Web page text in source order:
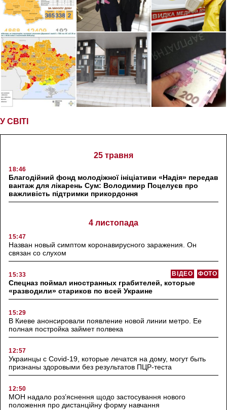
У СВІТІ
25 травня
18:46
Благодійний фонд молодіжної ініціативи «Надія» передав
вантаж для лікарень Сум: Володимир Поцелуєв про
важливість підтримки прикордоння
4 листопада
15:47
Назван новый симптом коронавирусного заражения. Он
связан со слухом
15:33 ФОТО
ВІДЕО
Спецназ поймал иностранных грабителей, которые
«разводили» стариков по всей Украине
15:29
В Киеве анонсировали появление новой линии метро. Ее
полная постройка займет полвека
12:57
Украинцы с Covid-19, которые лечатся на дому, могут быть
признаны здоровыми без результатов ПЦР-теста
12:50
МОН надало роз’яснення щодо застосування нового
положення про дистанційну форму навчання